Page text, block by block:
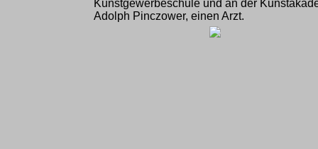
Kunstgewerbeschule und an der
Adolph Pinczower, einen Arzt.